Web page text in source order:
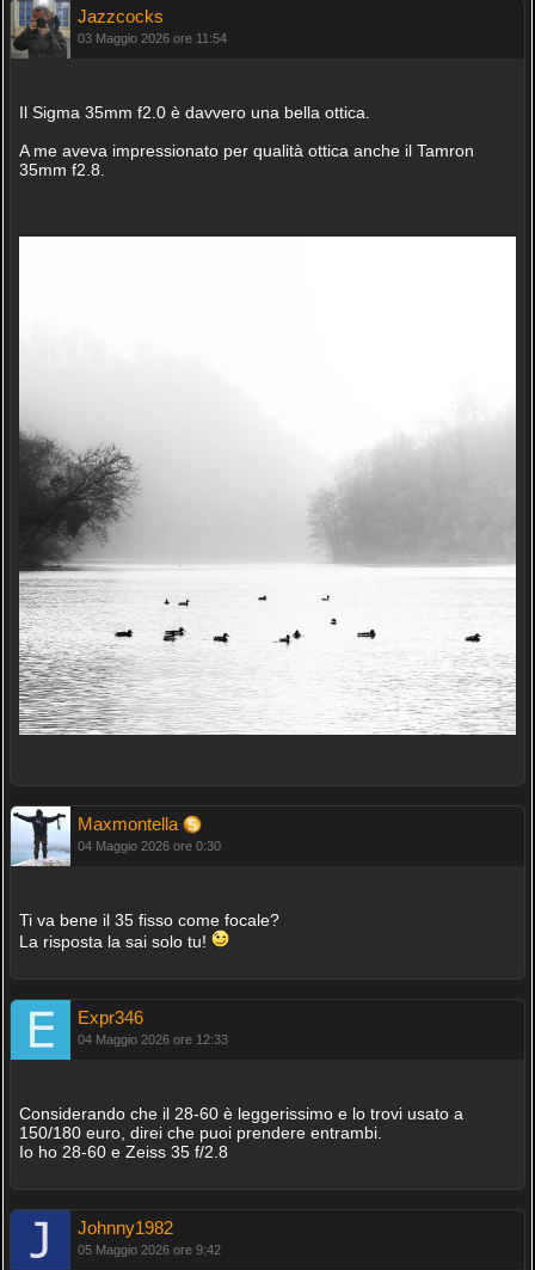
Jazzcocks
03 Maggio 2026 ore 11:54
Il Sigma 35mm f2.0 è davvero una bella ottica.
A me aveva impressionato per qualità ottica anche il Tamron
35mm f2.8.
Maxmontella
04 Maggio 2026 ore 0:30
Ti va bene il 35 fisso come focale?
La risposta la sai solo tu!
Expr346
04 Maggio 2026 ore 12:33
Considerando che il 28-60 è leggerissimo e lo trovi usato a
150/180 euro, direi che puoi prendere entrambi.
Io ho 28-60 e Zeiss 35 f/2.8
Johnny1982
05 Maggio 2026 ore 9:42